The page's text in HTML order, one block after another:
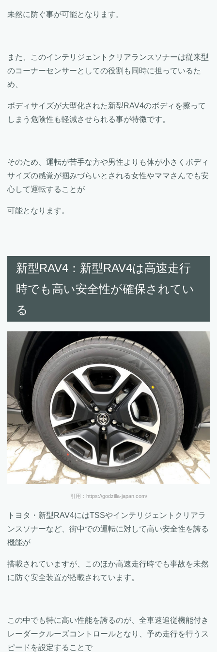
未然に防ぐ事が可能となります。
また、このインテリジェントクリアランスソナーは従来型
のコーナーセンサーとしての役割も同時に担っているた
め、
ボディサイズが大型化された新型RAV4のボディを擦って
しまう危険性も軽減させられる事が特徴です。
そのため、運転が苦手な方や男性よりも体が小さくボディ
サイズの感覚が掴みづらいとされる女性やママさんでも安
心して運転することが
可能となります。
新型RAV4：新型RAV4は高速走行
時でも高い安全性が確保されてい
る
引用：https://godzilla-japan.com/
トヨタ・新型RAV4にはTSSやインテリジェントクリアラ
ンスソナーなど、街中での運転に対して高い安全性を誇る
機能が
搭載されていますが、このほか高速走行時でも事故を未然
に防ぐ安全装置が搭載されています。
この中でも特に高い性能を誇るのが、全車速追従機能付き
レーダークルーズコントロールとなり、予め走行を行うス
ピードを設定することで